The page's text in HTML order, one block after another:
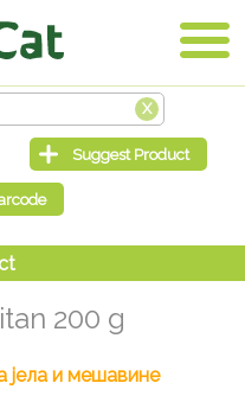
200 g
јела и мешавине